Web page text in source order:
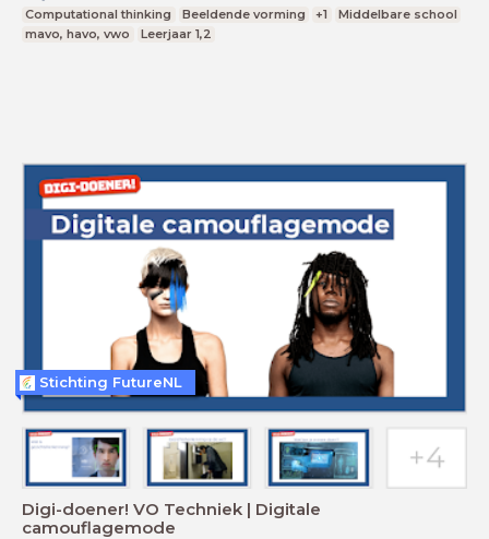
Computational thinking Beeldende vorming +1
Middelbare school
mavo, havo, vwo
Leerjaar 1,2
Digi-doener! VO Techniek | Digitale
camouflagemode
Stichting FutureNL